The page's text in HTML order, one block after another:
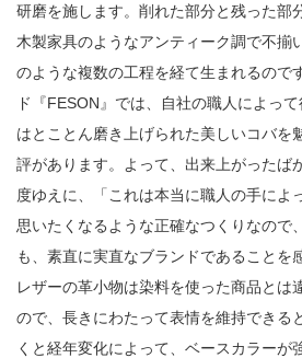
研磨を施します。削れた部分と残った部
木製家具のようなアンティーク調で不揃
のような複数の工程を経て生まれるので
ド『FESON』では、自社の職人によっ
はとことん磨き上げられた美しいコバを
評があります。よって、出来上がったば
度ゆえに、「これは本当に職人の手によ
思いたくなるような正確なつくりなので
も、素直に実直なブランドであることを
レザーの革小物は染料を使った商品とは
ので、長きにわたって表情を維持できる
くと経年変化によって、ベースカラーが